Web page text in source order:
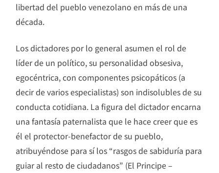
libertad del pueblo venezolano en más de una
década.
Los dictadores por lo general asumen el rol de
líder de un político, su personalidad obsesiva,
egocéntrica, con componentes psicopáticos (a
decir de varios especialistas) son indisolubles de su
conducta cotidiana. La figura del dictador encarna
una fantasía paternalista que le hace creer que es
él el protector-benefactor de su pueblo,
atribuyéndose para sí los “rasgos de sabiduría para
guiar al resto de ciudadanos” (El Principe –